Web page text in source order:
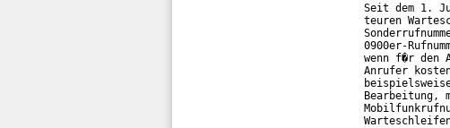
Seit dem 1.
teuren
0900er-
wenn f�r
Anrufer
Bearbeitung,